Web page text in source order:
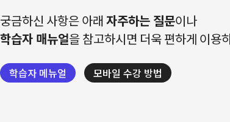
궁금하신 사항은 아래자주하는 질문이나
학습자 매뉴얼을 참고하시면 더욱 편하게 이용
학습자 메뉴얼 모바일 수강 방법